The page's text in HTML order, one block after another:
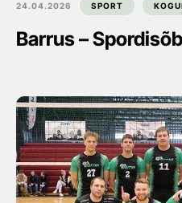
24.04.2026 SPORT
Barrus –